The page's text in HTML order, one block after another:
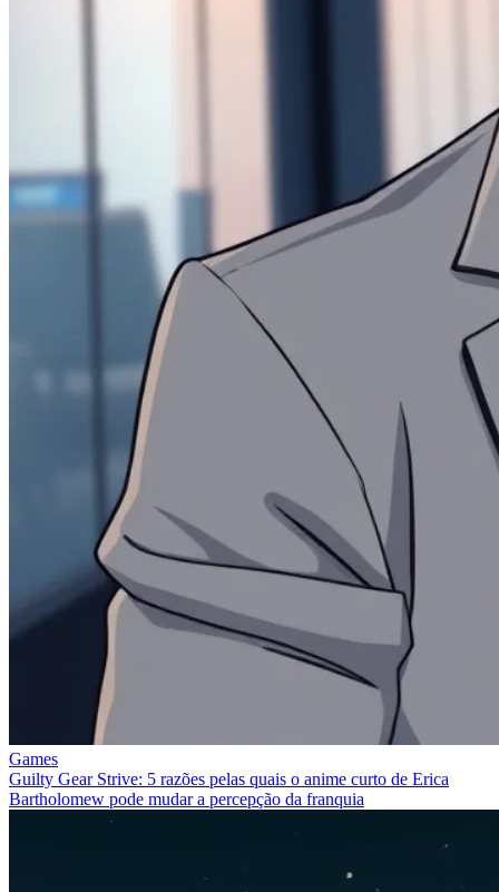
Games
Guilty Gear Strive: 5 razões pelas quais o anime curto de Erica
Bartholomew pode mudar a percepção da franquia